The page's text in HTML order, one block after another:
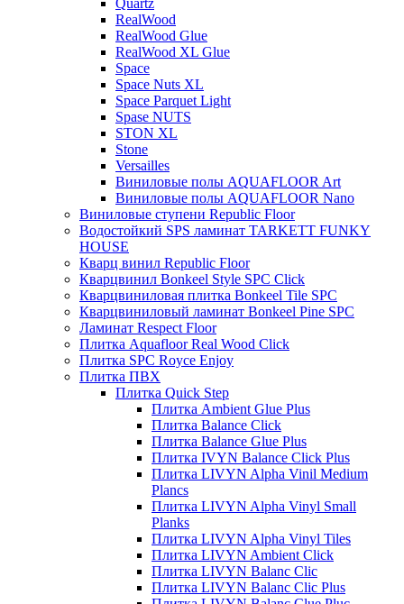
RealWood
RealWood Glue
RealWood XL Glue
Space
Space Nuts XL
Space Parquet Light
Spase NUTS
STON XL
Stone
Versailles
Виниловые полы AQUAFLOOR Art
Виниловые полы AQUAFLOOR Nano
Виниловые ступени Republic Floor
Водостойкий SPS ламинат TARKETT FUNKY
HOUSE
Кварц винил Republic Floor
Кварцвинил Bonkeel Style SPC Click
Кварцвиниловая плитка Bonkeel Tile SPC
Кварцвиниловый ламинат Bonkeel Pine SPC
Ламинат Respect Floor
Плитка Aquafloor Real Wood Click
Плитка SPC Royce Enjoy
Плитка ПВХ
Плитка Quick Step
Плитка Ambient Glue Plus
Плитка Balance Click
Плитка Balance Glue Plus
Плитка IVYN Balance Click Plus
Плитка LIVYN Alpha Vinil Medium
Plancs
Плитка LIVYN Alpha Vinyl Small
Planks
Плитка LIVYN Alpha Vinyl Tiles
Плитка LIVYN Ambient Click
Плитка LIVYN Balanc Clic
Плитка LIVYN Balanc Clic Plus